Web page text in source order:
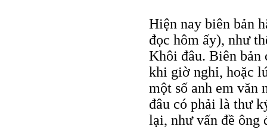
Hiện nay biên bản
đọc hôm ấy), như
Khôi đâu. Biên bản
khi giờ nghỉ, hoặc
một số anh em văn
đâu có phải là thư
lại, như vấn đề ông